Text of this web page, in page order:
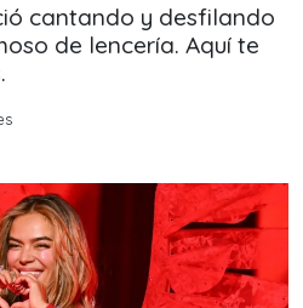
cantando y desfilando
de lencería. Aquí te